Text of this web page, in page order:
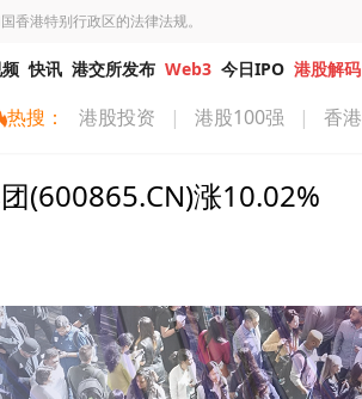
香港特别行政区的法律法规。
快讯 港交所发布 Web3 今日IPO 港股解码
热搜： 港股投资 | 港股100强 | 香港
(600865.CN)涨10.02%